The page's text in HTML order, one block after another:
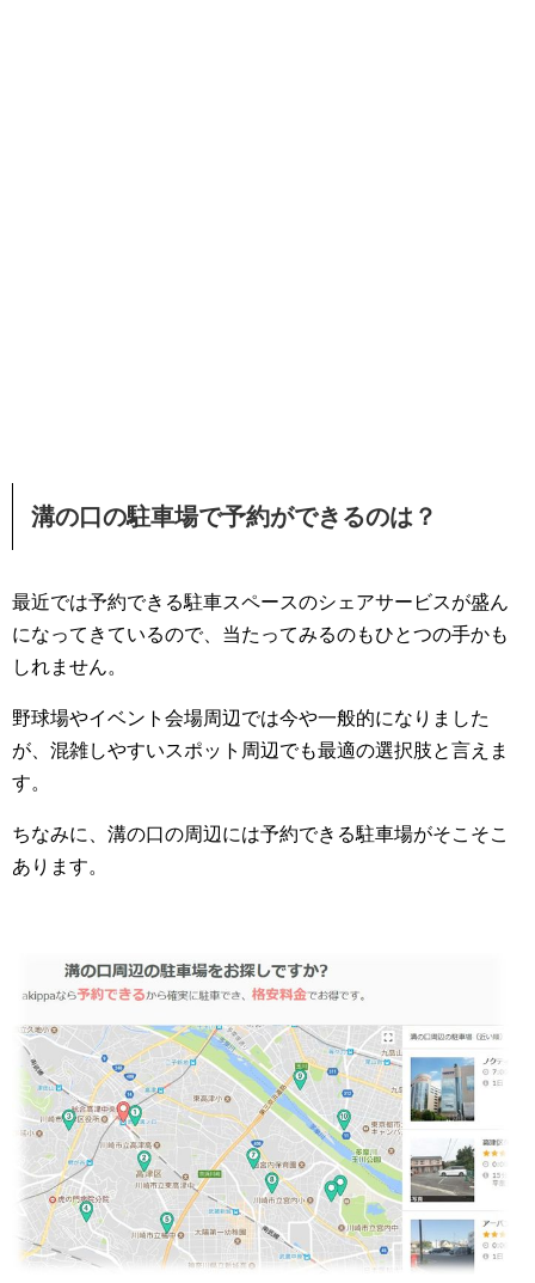
溝の口の駐車場で予約ができるのは？
最近では予約できる駐車スペースのシェアサービスが盛ん
になってきているので、当たってみるのもひとつの手かも
しれません。
野球場やイベント会場周辺では今や一般的になりました
が、混雑しやすいスポット周辺でも最適の選択肢と言えま
す。
ちなみに、溝の口の周辺には予約できる駐車場がそこそこ
あります。